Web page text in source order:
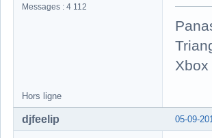
Messages : 4 112
Xbox
Hors ligne
05-09-
djfeelip